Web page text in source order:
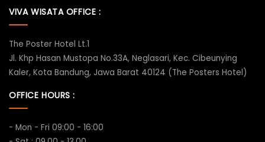
VIVA WISATA OFFICE :
The Poster Hotel Lt.1
Jl. Khp Hasan Mustopa No.33A, Neglasari, Kec. Cibeunying
Kaler, Kota Bandung, Jawa Barat 40124 (The Posters Hotel)
OFFICE HOURS :
- Mon - Fri 09:00 - 16:00